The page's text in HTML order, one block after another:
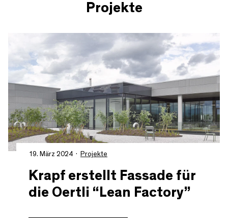
Projekte
19. März 2024 Projekte
Krapf erstellt Fassade für
die Oertli “Lean Factory”